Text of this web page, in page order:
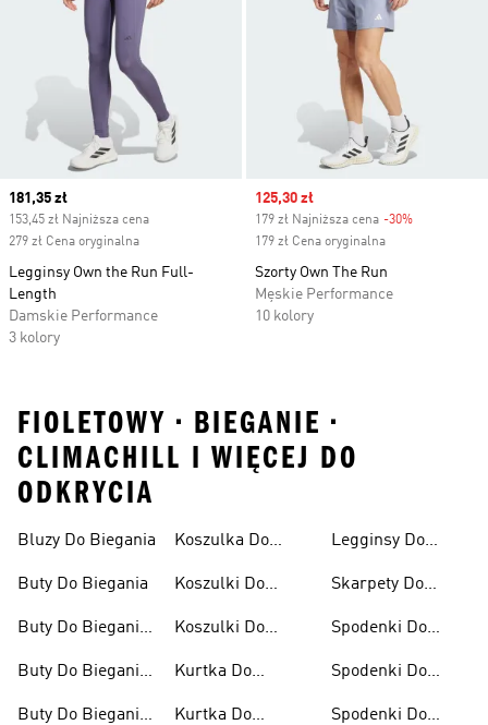
Current price
181,35 zł
153,45 zł Najniższa cena
279 zł Cena oryginalna
Legginsy Own the Run Full-
Length
Damskie Performance
3 kolory
Sale price
125,30 zł
179 zł Najniższa cena -30%
179 zł Cena oryginalna
Szorty Own The Run
Męskie Performance
10 kolory
FIOLETOWY • BIEGANIE •
CLIMACHILL I WIĘCEJ DO
ODKRYCIA
Bluzy Do Biegania
Buty Do Biegania
Buty Do Biegania
Buty Do Biegania
Buty Do Biegania
Koszulka Do
Koszulki Do
Koszulki Do
Kurtka Do
Kurtka Do
Legginsy Do
Skarpety Do
Spodenki Do
Spodenki Do
Spodenki Do